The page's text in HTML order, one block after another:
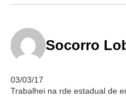
Socorro
03/03/17
Trabalhei na rde estadual de